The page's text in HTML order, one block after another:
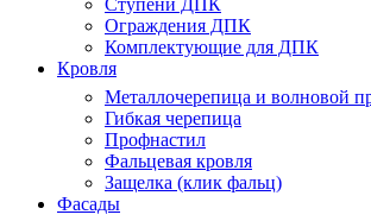
Ступени ДПК
Ограждения ДПК
Комплектующие для ДПК
Кровля
Металлочерепица и волновой
Гибкая черепица
Профнастил
Фальцевая кровля
Защелка (клик фальц)
Фасады